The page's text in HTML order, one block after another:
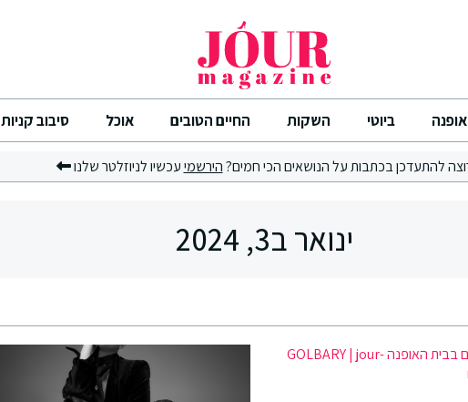
אופנה ביוטי השקות החיים הטובים אוכל סיבוב קניות
להתעדכן בכתבות על הנושאים הכי חמים?הירשמיעכשיו לניוזלטר שלנו
ינואר ב3, 2024